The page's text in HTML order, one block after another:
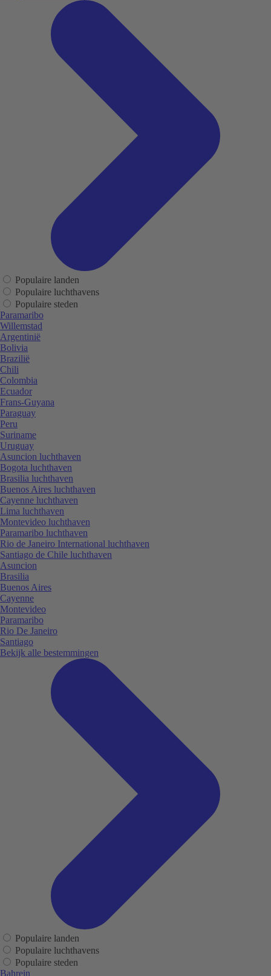
Populaire landen
Populaire luchthavens
Populaire steden
Paramaribo
Willemstad
Argentinië
Bolivia
Brazilië
Chili
Colombia
Ecuador
Frans-Guyana
Paraguay
Peru
Suriname
Uruguay
Asuncion luchthaven
Bogota luchthaven
Brasilia luchthaven
Buenos Aires luchthaven
Cayenne luchthaven
Lima luchthaven
Montevideo luchthaven
Paramaribo luchthaven
Rio de Janeiro International luchthaven
Santiago de Chile luchthaven
Asuncion
Brasilia
Buenos Aires
Cayenne
Montevideo
Paramaribo
Rio De Janeiro
Santiago
Bekijk alle bestemmingen
Populaire landen
Populaire luchthavens
Populaire steden
Bahrein